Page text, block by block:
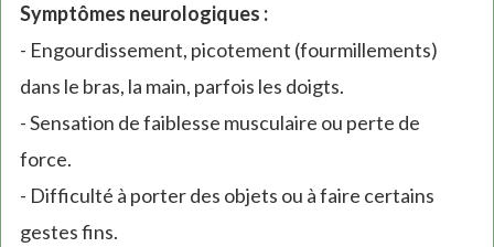
Symptômes neurologiques :
- Engourdissement, picotement (fourmillements)
dans le bras, la main, parfois les doigts.
- Sensation de faiblesse musculaire ou perte de
force.
- Difficulté à porter des objets ou à faire certains
gestes fins.